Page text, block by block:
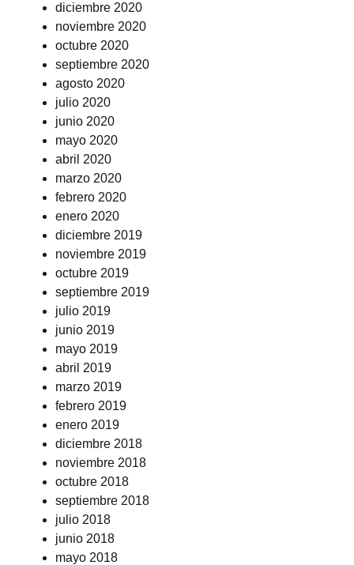
diciembre 2020
noviembre 2020
octubre 2020
septiembre 2020
agosto 2020
julio 2020
junio 2020
mayo 2020
abril 2020
marzo 2020
febrero 2020
enero 2020
diciembre 2019
noviembre 2019
octubre 2019
septiembre 2019
julio 2019
junio 2019
mayo 2019
abril 2019
marzo 2019
febrero 2019
enero 2019
diciembre 2018
noviembre 2018
octubre 2018
septiembre 2018
julio 2018
junio 2018
mayo 2018